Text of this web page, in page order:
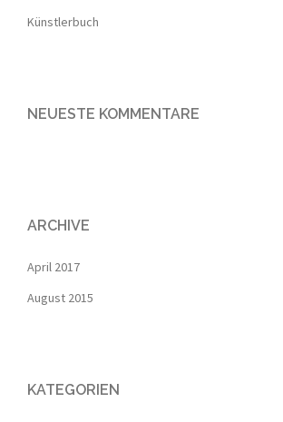
Künstlerbuch
NEUESTE KOMMENTARE
ARCHIVE
April 2017
August 2015
KATEGORIEN